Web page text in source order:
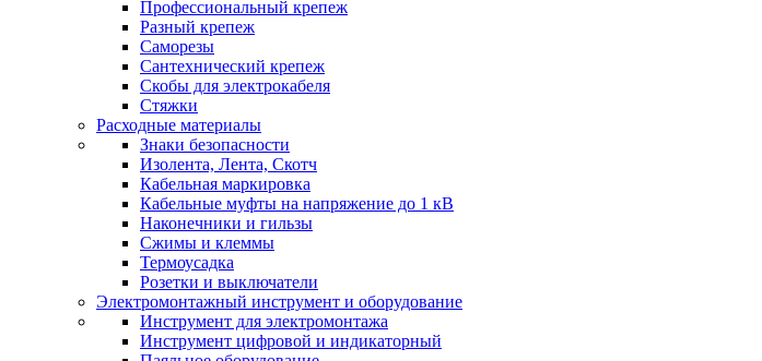
Профессиональный крепеж
Разный крепеж
Саморезы
Сантехнический крепеж
Скобы для электрокабеля
Стяжки
Расходные материалы
Знаки безопасности
Изолента, Лента, Скотч
Кабельная маркировка
Кабельные муфты на напряжение до 1 кВ
Наконечники и гильзы
Сжимы и клеммы
Термоусадка
Розетки и выключатели
Электромонтажный инструмент и оборудование
Инструмент для электромонтажа
Инструмент цифровой и индикаторный